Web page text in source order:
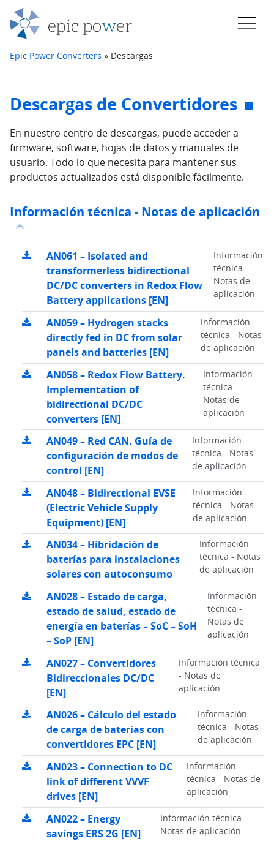
Saltar al contenido
Navegación principal
Epic Power Converters » Descargas
Descargas de Convertidores
En nuestro centro de descargas, puede acceder a
firmware, software, hojas de datos y manuales de
usuario. Todo lo que necesita para mantener sus
productos actualizados está disponible fácilmente.
Información técnica - Notas de aplicación
AN061 – Isolated and
transformerless bidirectional
DC/DC converters in Redox Flow
Battery applications [EN]
Información
técnica -
Notas de
aplicación
AN059 – Hydrogen stacks
directly fed in DC from solar
panels and batteries [EN]
Información
técnica - Notas
de aplicación
AN058 – Redox Flow Battery.
Implementation of
bidirectional DC/DC
converters [EN]
Información
técnica -
Notas de
aplicación
AN049 – Red CAN. Guía de
configuración de modos de
control [EN]
Información
técnica - Notas
de aplicación
AN048 – Bidirectional EVSE
(Electric Vehicle Supply
Equipment) [EN]
Información
técnica - Notas
de aplicación
AN034 – Hibridación de
baterías para instalaciones
solares con autoconsumo
Información
técnica - Notas
de aplicación
AN028 – Estado de carga,
estado de salud, estado de
energía en baterías – SoC – SoH
– SoP [EN]
Información
técnica -
Notas de
aplicación
AN027 – Convertidores
Bidireccionales DC/DC
[EN]
Información técnica
- Notas de
aplicación
AN026 – Cálculo del estado
de carga de baterías con
convertidores EPC [EN]
Información
técnica - Notas
de aplicación
AN023 – Connection to DC
link of different VVVF
drives [EN]
Información
técnica - Notas de
aplicación
AN022 – Energy
savings ERS 2G [EN]
Información técnica -
Notas de aplicación